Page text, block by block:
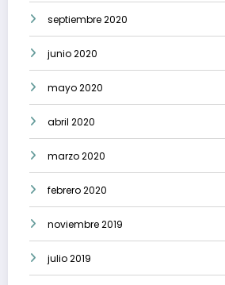
septiembre 2020
junio 2020
mayo 2020
abril 2020
marzo 2020
febrero 2020
noviembre 2019
julio 2019